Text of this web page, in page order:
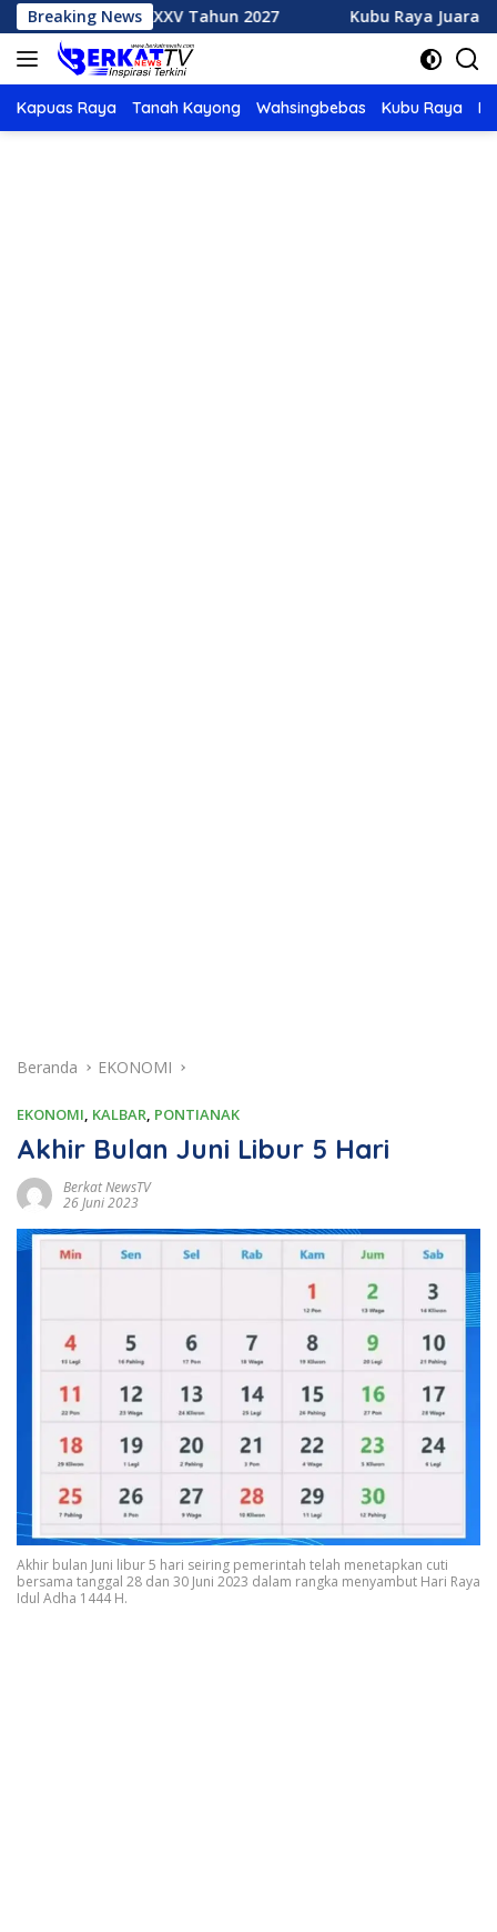
Langsung
ke
konten
Breaking News
XXXV Tahun 2027 Kubu Raya Juara Umum MTQ
Kapuas Raya Tanah Kayong Wahsingbebas Kubu Raya
Beranda EKONOMI
EKONOMI, KALBAR, PONTIANAK
Akhir Bulan Juni Libur 5 Hari
Berkat NewsTV
26 Juni 2023
Akhir bulan Juni libur 5 hari seiring pemerintah telah menetapkan cuti
bersama tanggal 28 dan 30 Juni 2023 dalam rangka menyambut Hari Raya
Idul Adha 1444 H.